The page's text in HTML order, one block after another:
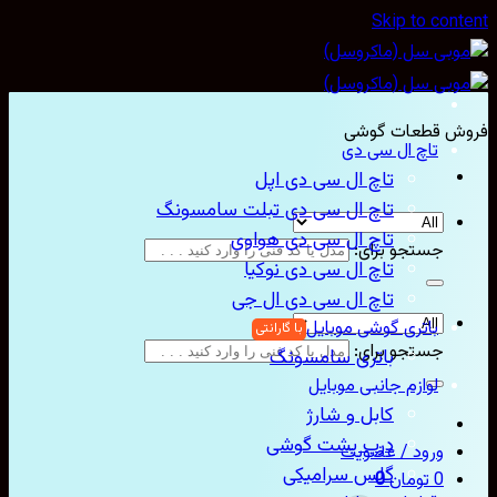
Skip to
قطعات گوشی
جستجو برای:
جستجو برای:
ورود / عضویت
تومان0
تاچ ال سی دی
تاچ ال سی دی اپل
تاچ ال سی دی تبلت سامسونگ
تاچ ال سی دی هواوی
تاچ ال سی دی نوکیا
تاچ ال سی دی ال جی
باتری گوشی موبایل
باتری سامسونگ
لوازم جانبی موبایل
کابل و شارژ
درب پشت گوشی
گلس سرامیکی